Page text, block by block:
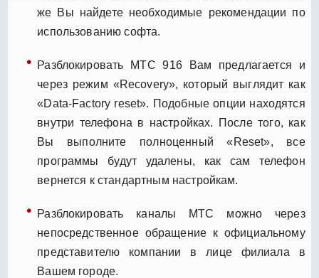
же Вы найдете необходимые рекомендации по
использованию софта.
Разблокировать МТС 916 Вам предлагается и
через режим «Recovery», который выглядит как
«Data-Factory reset». Подобные опции находятся
внутри телефона в настройках. После того, как
Вы выполните полноценный «Reset», все
программы будут удалены, как сам телефон
вернется к стандартным настройкам.
Разблокировать каналы МТС можно через
непосредственное обращение к официальному
представителю компании в лице филиала в
Вашем городе.